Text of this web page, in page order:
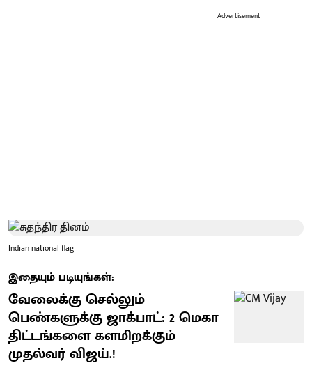
Advertisement
Indian national flag
இதையும் படியுங்கள்:
வேலைக்கு செல்லும்
பெண்களுக்கு ஜாக்பாட்: 2 மெகா
திட்டங்களை களமிறக்கும்
முதல்வர் விஜய்.!